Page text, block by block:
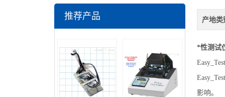
推荐产品 产地类
*性测试
影响。